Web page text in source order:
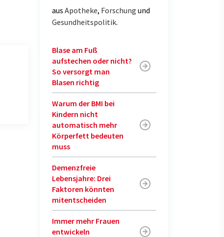
aus Apotheke, Forschung und
Gesundheitspolitik.
Blase am Fuß
aufstechen oder nicht?
So versorgt man
Blasen richtig
Warum der BMI bei
Kindern nicht
automatisch mehr
Körperfett bedeuten
muss
Demenzfreie
Lebensjahre: Drei
Faktoren könnten
mitentscheiden
Immer mehr Frauen
entwickeln